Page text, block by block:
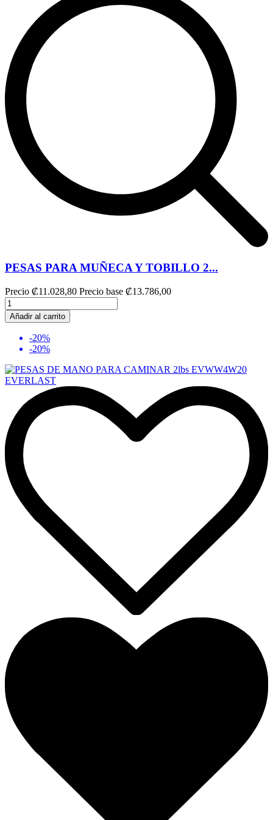
PESAS PARA MUÑECA Y TOBILLO 2...
Precio ₡11.028,80 Precio base ₡13.786,00
Añadir al carrito
-20%
-20%